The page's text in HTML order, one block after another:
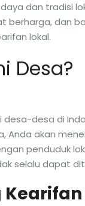
dan tradisi
berharga, dan
lokal.
Desa?
desa di
Anda akan
penduduk
selalu dapat